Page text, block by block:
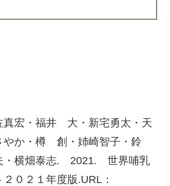
真宏・福井 大・新宅勇太・天
やか・樽 創・姉崎智子・鈴
・横畑泰志. 2021. 世界哺乳
０２１年度版.URL：